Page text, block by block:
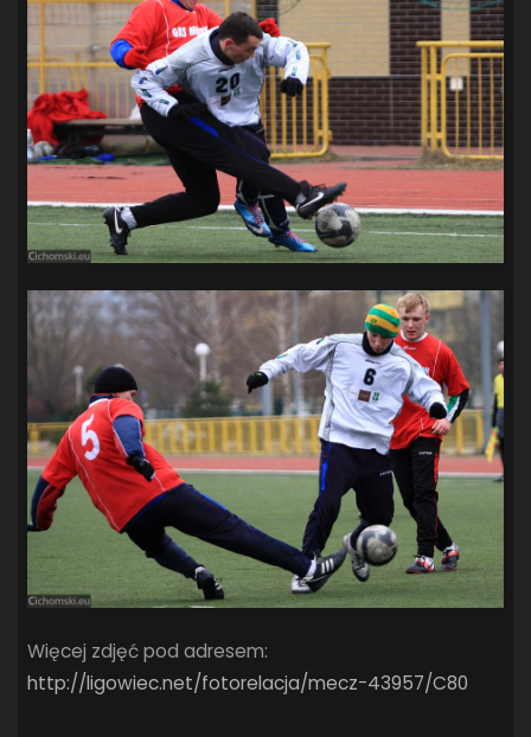
Więcej zdjęć pod adresem:
http://ligowiec.net/fotorelacja/mecz-43957/C80